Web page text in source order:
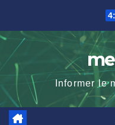
content
Informer le